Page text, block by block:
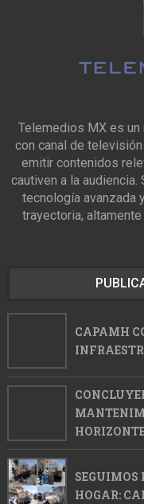
Telemedios MX es un
con canal de
emitir contenidos
cautiven a la
tecnología avanzada
trayectoria,
CAPAMH
SEGUIMOS
HOGAR: